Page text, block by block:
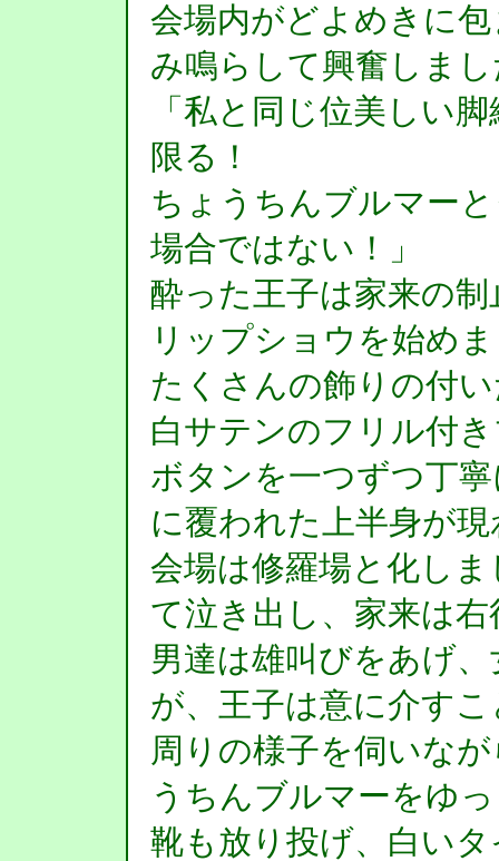
会場内がどよめきに
み鳴らして興奮しま
「私と同じ位美しい
限る！
ちょうちんブルマー
場合ではない！」
酔った王子は家来の
リップショウを始め
たくさんの飾りの付
白サテンのフリル付
ボタンを一つずつ丁
に覆われた上半身が
会場は修羅場と化し
て泣き出し、家来は
男達は雄叫びをあげ
が、王子は意に介す
周りの様子を伺いな
うちんブルマーをゆ
靴も放り投げ、白い